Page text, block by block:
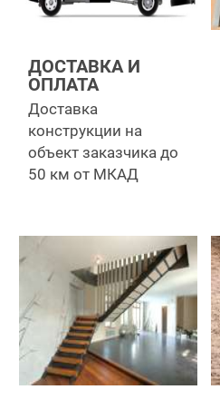
ДОСТАВКА И
ОПЛАТА
Доставка
конструкции на
объект заказчика до
50 км от МКАД